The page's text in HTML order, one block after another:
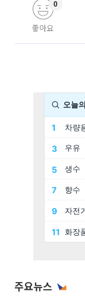
좋아요
0
주요뉴스